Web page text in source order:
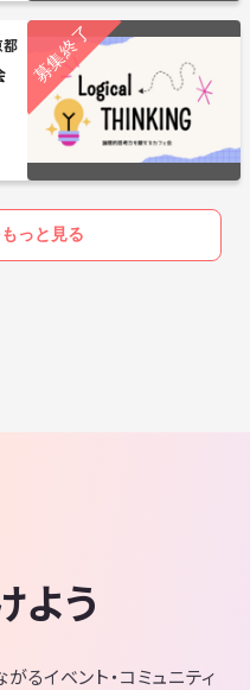
都
っと見る
よう
るイベント・コミュニティ